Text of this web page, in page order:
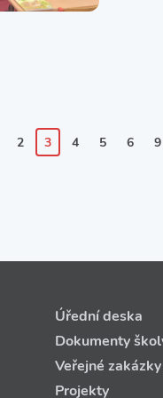
2 3 4 5 6 9
Úřední deska
Dokumenty
Veřejné zakázky
Projekty